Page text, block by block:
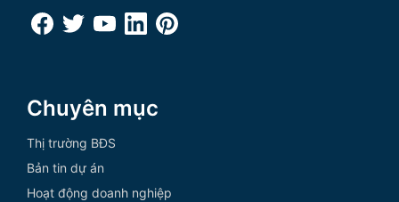
Chuyên mục
Thị trường BĐS
Bản tin dự án
Hoạt động doanh nghiệp